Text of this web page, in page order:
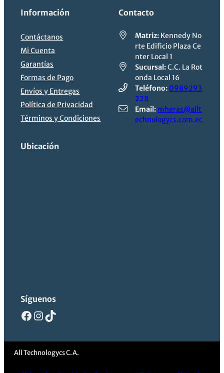
Información
Contáctanos
Mi Cuenta
Garantías
Formas de Pago
Envíos y Entregas
Política de Privacidad
Términos y Condiciones
Contacto
Matriz: Kennedy No
rte Edificio Plaza Ce
nter Local 1
Sucursal:C.C. La Rot
onda Local 16
Teléfono: 0989293
228
Email: mheras@allt
echnologycs.com.ec
Ubicación
Síguenos
Facebook
Instagram
TikTok
All Technologycs C.A.